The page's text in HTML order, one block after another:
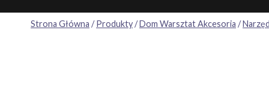
Strona Główna / Produkty/Dom Warsztat Akcesoria /